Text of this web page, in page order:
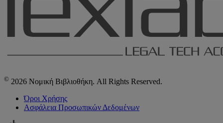
© 2026 Νομική Βιβλιοθήκη. All Rights Reserved.
Όροι Χρήσης
Ασφάλεια Προσωπικών Δεδομένων